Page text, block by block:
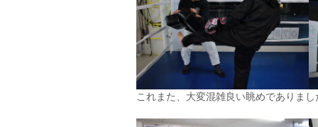
これまた、大変混雑良い眺めでありまし